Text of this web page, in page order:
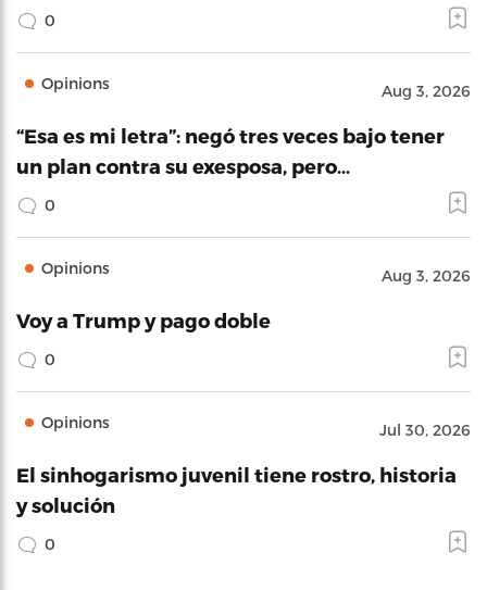
0
Opinions Aug 3, 2026
“Esa es mi letra”: negó tres veces bajo tener
un plan contra su exesposa, pero…
0
Opinions Aug 3, 2026
Voy a Trump y pago doble
0
Opinions Jul 30, 2026
El sinhogarismo juvenil tiene rostro, historia
y solución
0